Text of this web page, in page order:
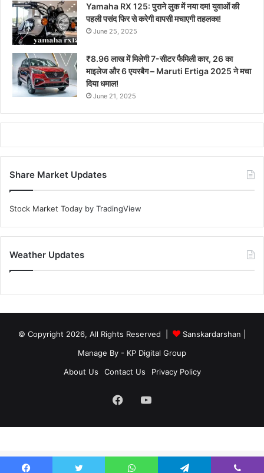
Yamaha RX 125: पुराने लुक में नया दम! युवाओं की
पहली पसंद फिर से करेगी वापसी मचाएगी तहलका!
June 25, 2025
₹8.96 लाख में मिलेगी 7-सीटर फैमिली कार, 26 का
माइलेज और 6 एयरबैग – Maruti Ertiga 2025 ने मचा
दिया धमाल!
June 21, 2025
Share Market Updates
Stock Market Today by TradingView
Weather Updates
© Copyright 2026, All Rights Reserved | Sanskardarshan
Manage By - KP Digital Group
About Us
Contact Us Privacy Policy
FacebookYouTube